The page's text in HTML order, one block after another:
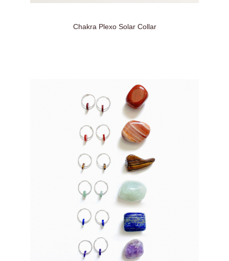
Chakra Plexo Solar Collar